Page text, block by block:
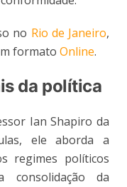
no Rio de Janeiro,
formato Online.
da política
Ian Shapiro da
ele aborda a
regimes políticos
da